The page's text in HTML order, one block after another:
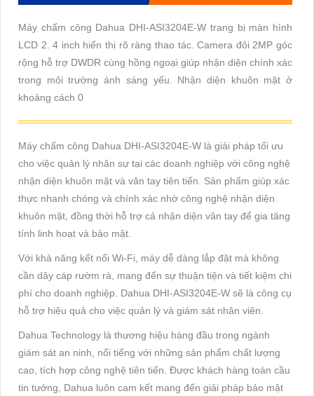
Máy chấm công Dahua DHI-ASI3204E-W trang bị màn hình
LCD 2. 4 inch hiển thị rõ ràng thao tác. Camera đôi 2MP góc
rộng hỗ trợ DWDR cùng hồng ngoại giúp nhận diện chính xác
trong môi trường ánh sáng yếu. Nhận diện khuôn mặt ở
khoảng cách 0
Máy chấm công Dahua DHI-ASI3204E-W là giải pháp tối ưu
cho việc quản lý nhân sự tại các doanh nghiệp với công nghệ
nhận diện khuôn mặt và vân tay tiên tiến. Sản phẩm giúp xác
thực nhanh chóng và chính xác nhờ công nghệ nhận diện
khuôn mặt, đồng thời hỗ trợ cả nhận diện vân tay để gia tăng
tính linh hoạt và bảo mật.
Với khả năng kết nối Wi-Fi, máy dễ dàng lắp đặt mà không
cần dây cáp rườm rà, mang đến sự thuận tiện và tiết kiệm chi
phí cho doanh nghiệp. Dahua DHI-ASI3204E-W sẽ là công cụ
hỗ trợ hiệu quả cho việc quản lý và giám sát nhân viên.
Dahua Technology là thương hiệu hàng đầu trong ngành
giám sát an ninh, nổi tiếng với những sản phẩm chất lượng
cao, tích hợp công nghệ tiên tiến. Được khách hàng toàn cầu
tin tưởng, Dahua luôn cam kết mang đến giải pháp bảo mật